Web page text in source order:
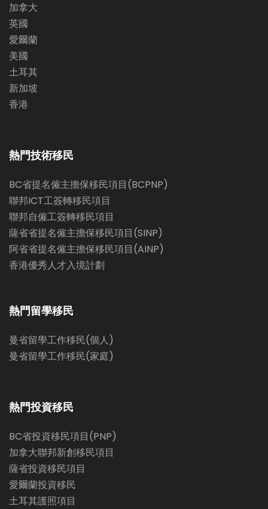
加拿大
英國
愛爾蘭
美國
土耳其
新加坡
香港
熱門技術移民
BC省提名僱主擔保移民項目(BCPNP)
聯邦ICT工簽轉移民項目
聯邦自僱工簽轉移民項目
薩省省提名僱主擔保移民項目(SINP)
阿省省提名僱主擔保移民項目(AINP)
香港優秀人才入境計劃
熱門留學移民
曼省留學工作移民(個人)
曼省留學工作移民(家庭)
熱門投資移民
BC省投資移民項目(PNP)
加拿大聯邦新創移民項目
薩省投資移民項目
愛爾蘭投資移民
土耳其護照項目